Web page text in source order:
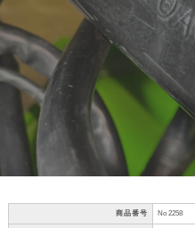
商品番号 No 2258